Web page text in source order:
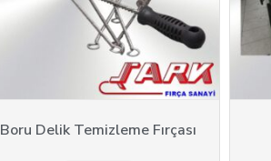
Boru Delik Temizleme Fırçası